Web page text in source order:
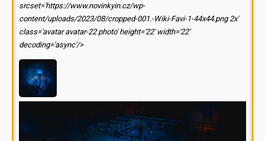
srcset='https://www.novinkyin.cz/wp-
content/uploads/2023/08/cropped-001.-Wiki-Favi-1-44x44.png 2x'
class='avatar avatar-22 photo' height='22' width='22'
decoding='async'/>